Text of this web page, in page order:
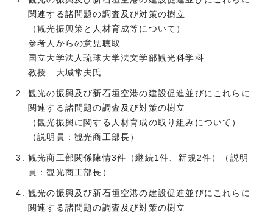
関連する諸問題の調査及び対策の樹立
（観光振興策と人材育成等について）
参考人からの意見聴取
国立大学法人琉球大学法文学部観光科学科
教授 大城常夫氏
観光の振興及び新石垣空港の建設促進並びにこれらに
関連する諸問題の調査及び対策の樹立
（観光振興に関する人材育成の取り組みについて）
（説明員：観光商工部長）
観光商工部関係陳情3件（継続1件、新規2件）（説明
員：観光商工部長）
観光の振興及び新石垣空港の建設促進並びにこれらに
関連する諸問題の調査及び対策の樹立